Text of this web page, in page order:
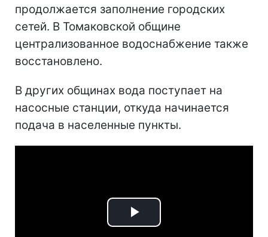
продолжается заполнение городских
сетей. В Томаковской общине
централизованное водоснабжение также
восстановлено.
В других общинах вода поступает на
насосные станции, откуда начинается
подача в населенные пункты.
Play